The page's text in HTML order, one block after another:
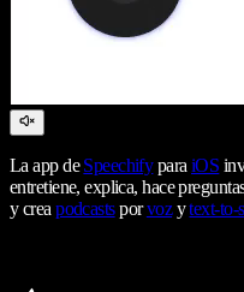
La app deSpeechifyparaiOS
entretiene, explica, hace
y creapodcastsporvozytext-to-